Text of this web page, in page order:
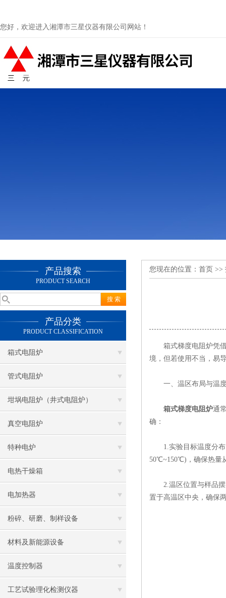
您好，欢迎进入湘潭市三星仪器有限公司网站！
产品搜索
PRODUCT SEARCH
产品分类
PRODUCT CLASSIFICATION
箱式电阻炉
管式电阻炉
坩埚电阻炉（井式电阻炉）
真空电阻炉
特种电炉
电热干燥箱
电加热器
粉碎、研磨、制样设备
材料及新能源设备
温度控制器
工艺试验理化检测仪器
您现在的位置： 首页 >>
箱式梯度电阻炉凭借
境，但若使用不当，易
一、温区布局与温度
箱式梯度电阻炉通
确：
​1.实验目标温度分布
50℃~150℃)，确保热量
​2.温区位置与样品摆
置于高温区中央，确保